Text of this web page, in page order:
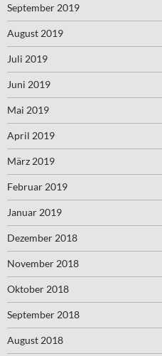
September 2019
August 2019
Juli 2019
Juni 2019
Mai 2019
April 2019
März 2019
Februar 2019
Januar 2019
Dezember 2018
November 2018
Oktober 2018
September 2018
August 2018